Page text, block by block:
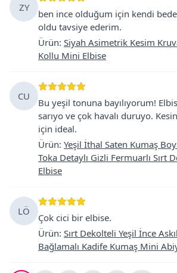
ZY
ben ince olduğum için kendi
oldu tavsiye ederim.
Ürün: Siyah Asimetrik Kesim
Kollu Mini Elbise
CU
Bu yeşil tonuna bayılıyorum!
sarıyo ve çok havalı duruyo.
için ideal.
Ürün: Yeşil İthal Saten Kumaş
Toka Detaylı Gizli Fermuarlı Sırt
Elbise
LÖ
Çok cici bir elbise.
Ürün: Sırt Dekolteli Yeşil İnce
Bağlamalı Kadife Kumaş Mini